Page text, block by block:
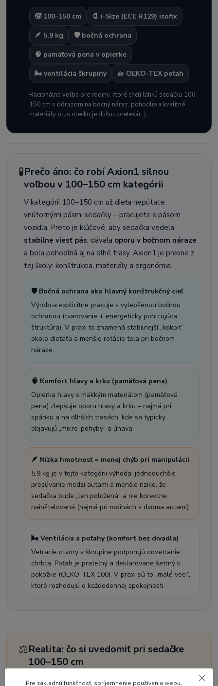
🧒 100–150 cm 🧷 i-Size (ECE R129) isofix
🪶 5,9 kg 🛡️ bočná ochrana
🧠 pamäťová pena v opierke
🌬️ ventilácia škrupiny 🧺 OEKO-TEX poťah
Racionálna voľba pre rodiny, ktoré chcú ľahkú sedačku 100–
150 cm s dôrazom na bočný náraz, pohodlie a kvalitné
materiály plus otecko je dušou pretekár :)
🧪Prečo áno: čo robí Axion1 silnou
voľbou v 100–150 cm kategórii
V kategórii 100–150 cm už dieťa nepútate
vnútornými pásmi sedačky – pracujete s pásom
vozidla. Preto je kľúčové, aby sedačka vedela
stabilne viesť pás, dávala oporu v bočnom náraze
a bola pohodlná aj na dlhé trasy. Axion1 je presne z
tej školy: konštrukcia, materiály a ergonómia.
🛡️ Bočná ochrana ako hlavný konštrukčný cieľ
Výrobca explicitne pracuje s vylepšenou bočnou
ochranou (tvarovanie + energeticky pohlcujúca
štruktúra). V praxi to znamená stabilnejší „kokpit“
okolo dieťaťa a menšie rotácie tela pri bočnom
náraze.
🧠 Komfort hlavy a krku (pamäťová pena)
Opierka hlavy s mäkkým materiálom (pamäťová
pena) zlepšuje oporu hlavy a krku – najmä pri
spánku a na dlhších trasách, kde sa typicky
objavujú „mikro-pohyby“ a únava.
🪶 Nízka hmotnosť = menej chýb pri manipulácii
5,9 kg je v tejto kategórii výhoda: jednoduchšie
presúvanie medzi autami a menšie riziko, že
sedačka bude „len položená“ a nie korektne
nainštalovaná (najmä pri rodinách s dvoma autami).
🌬️ Ventilácia a poťahy (komfort bez divadla)
Vetracie otvory v škrupine podporujú odvetranie
chrbta. Poťah je prateľný a deklarovane šetrný k
pokožke (OEKO-TEX 100). V praxi sú to „malé veci“,
ktoré rozhodujú o každodennej spokojnosti.
⚖️Realita: čo si uvedomiť pri sedačke
100–150 cm
V tejto kategórii už rozhoduje najmä správne vedenie
Pre základnú funkčnosť, spríjemnenie používania webu,